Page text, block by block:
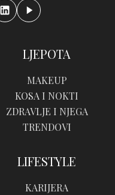
LJEPOTA
MAKEUP
KOSA I NOKTI
ZDRAVLJE I NJEGA
TRENDOVI
LIFESTYLE
KARIJERA